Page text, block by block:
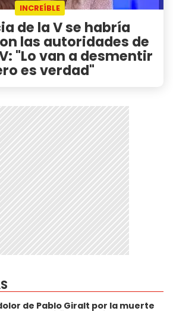
INCREÍBLE
de la V se habría
las autoridades de
"Lo van a desmentir
es verdad"
de Pablo Giralt por la muerte